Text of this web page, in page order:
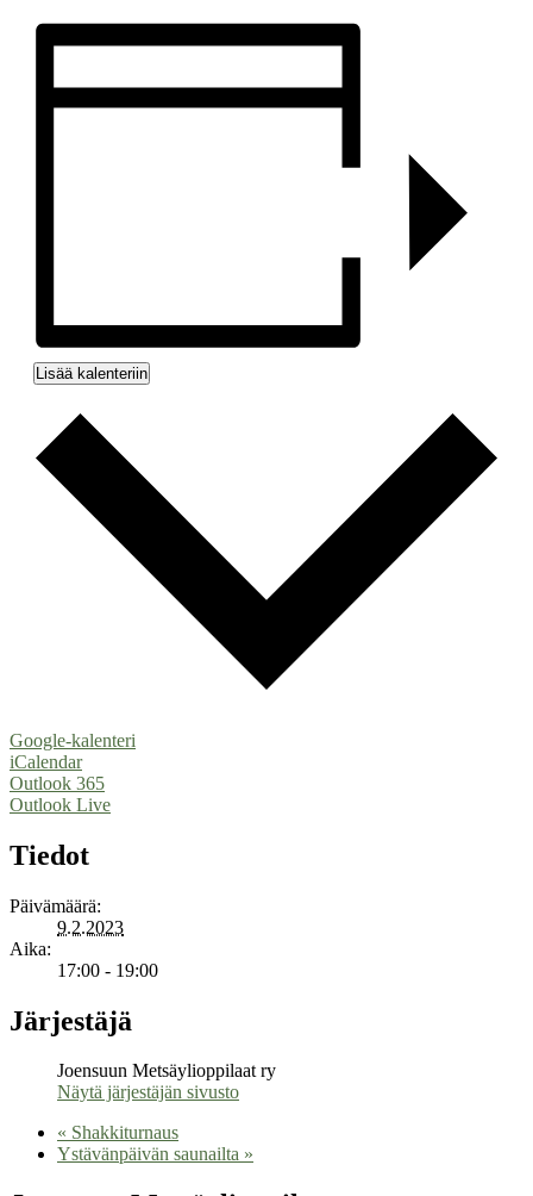
Lisää kalenteriin
Google-kalenteri
iCalendar
Outlook 365
Outlook Live
Tiedot
Päivämäärä:
9.2.2023
Aika:
17:00 - 19:00
Järjestäjä
Joensuun Metsäylioppilaat ry
Näytä järjestäjän sivusto
« Shakkiturnaus
Ystävänpäivän saunailta »